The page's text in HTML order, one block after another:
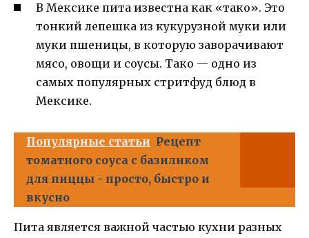
В Мексике пита известна как «тако». Это
тонкий лепешка из кукурузной муки или
муки пшеницы, в которую заворачивают
мясо, овощи и соусы. Тако — одно из
самых популярных стритфуд блюд в
Мексике.
Популярные статьи Рецепт
томатного соуса с базиликом
для пиццы - просто, быстро и
вкусно
Пита является важной частью кухни разных